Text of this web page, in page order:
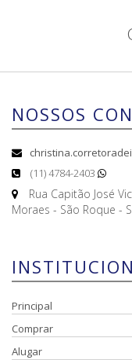
NOSSOS
(11) 4784-2403
Rua Capitão José
Moraes - São Roque -
Principal
Comprar
Alugar